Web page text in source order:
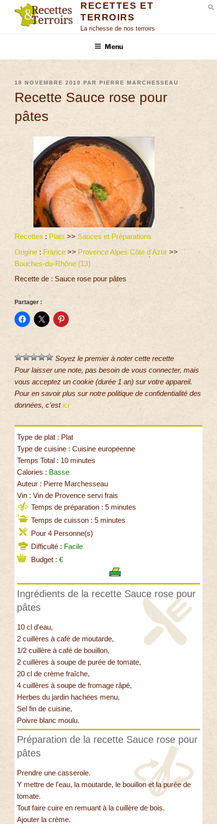
RECETTES ET
TERROIRS
La richesse de nos terroirs
Menu
18 NOVEMBRE 2010 PAR PIERRE MARCHESSEAU
Recette Sauce rose pour
pâtes
Recettes : Plats >> Sauces et Préparations
Origine : France >> Provence Alpes Côte d'Azur >>
Bouches-du-Rhône (13)
Recette de : Sauce rose pour pâtes
Partager :
Soyez le premier à noter cette recette
Pour laisser une note, pas besoin de vous connecter, mais
vous acceptez un cookie (durée 1 an) sur votre appareil.
Pour en savoir plus sur notre politique de confidentialité des
données, c'estici
Type de plat : Plat
Type de cuisine : Cuisine européenne
Temps Total : 10 minutes
Calories : Basse
Auteur : Pierre Marchesseau
Vin : Vin de Provence servi frais
Temps de préparation : 5 minutes
Temps de cuisson : 5 minutes
Pour 4 Personne(s)
Difficulté : Facile
Budget : €
Ingrédients de la recette Sauce rose pour
pâtes
10 cl d'eau,
2 cuillères à café de moutarde,
1/2 cuillère à café de bouillon,
2 cuillères à soupe de purée de tomate,
20 cl de crème fraîche,
4 cuillères à soupe de fromage râpé,
Herbes du jardin hachées menu,
Sel fin de cuisine,
Poivre blanc moulu.
Préparation de la recette Sauce rose pour
pâtes
Prendre une casserole.
Y mettre de l'eau, la moutarde, le bouillon et la purée de
tomate.
Tout faire cuire en remuant à la cuillère de bois.
Ajouter la crème.